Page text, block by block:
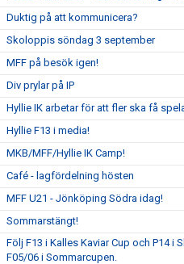
Duktig på att kommunicera?
Skoloppis söndag 3 september
MFF på besök igen!
Div prylar på IP
Hyllie IK arbetar för att fler ska få
Hyllie F13 i media!
MKB/MFF/Hyllie IK Camp!
Café - lagfördelning hösten
MFF U21 - Jönköping Södra idag!
Sommarstängt!
Följ F13 i Kalles Kaviar Cup och P14 i
F05/06 i Sommarcupen.